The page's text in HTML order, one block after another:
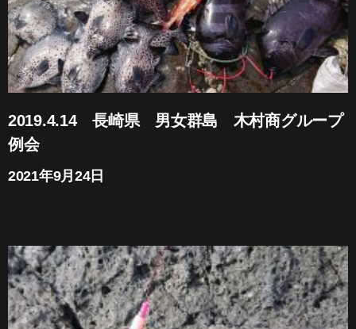
2019.4.14 長崎県 男女群島 木村商グループ
例会
2021年9月24日